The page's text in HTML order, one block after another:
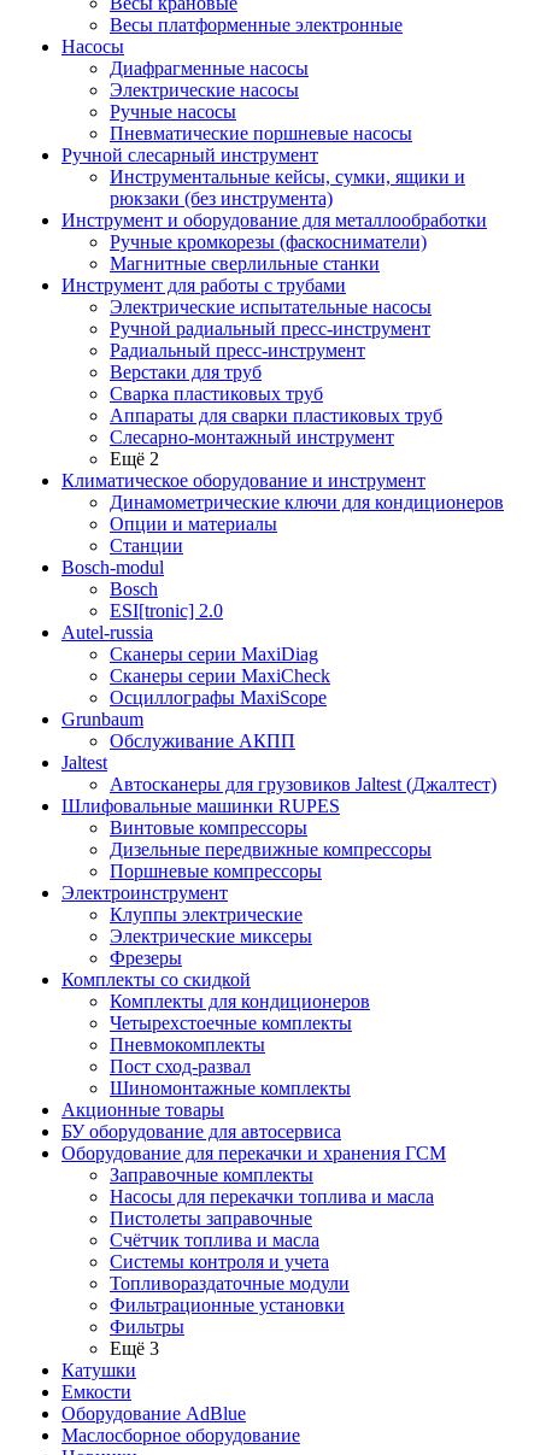
Весы платформенные электронные
Насосы
Диафрагменные насосы
Электрические насосы
Ручные насосы
Пневматические поршневые насосы
Ручной слесарный инструмент
Инструментальные кейсы, сумки, ящики и
рюкзаки (без инструмента)
Инструмент и оборудование для металлообработки
Ручные кромкорезы (фаскосниматели)
Магнитные сверлильные станки
Инструмент для работы с трубами
Электрические испытательные насосы
Ручной радиальный пресс-инструмент
Радиальный пресс-инструмент
Верстаки для труб
Сварка пластиковых труб
Аппараты для сварки пластиковых труб
Слесарно-монтажный инструмент
Ещё 2
Климатическое оборудование и инструмент
Динамометрические ключи для кондиционеров
Опции и материалы
Станции
Bosch-modul
Bosch
ESI[tronic] 2.0
Autel-russia
Сканеры серии MaxiDiag
Сканеры серии MaxiCheck
Осциллографы MaxiScope
Grunbaum
Обслуживание АКПП
Jaltest
Автосканеры для грузовиков Jaltest (Джалтест)
Шлифовальные машинки RUPES
Винтовые компрессоры
Дизельные передвижные компрессоры
Поршневые компрессоры
Электроинструмент
Клуппы электрические
Электрические миксеры
Фрезеры
Комплекты со скидкой
Комплекты для кондиционеров
Четырехстоечные комплекты
Пневмокомплекты
Пост сход-развал
Шиномонтажные комплекты
Акционные товары
БУ оборудование для автосервиса
Оборудование для перекачки и хранения ГСМ
Заправочные комплекты
Насосы для перекачки топлива и масла
Пистолеты заправочные
Счётчик топлива и масла
Системы контроля и учета
Топливораздаточные модули
Фильтрационные установки
Фильтры
Ещё 3
Катушки
Емкости
Оборудование AdBlue
Маслосборное оборудование